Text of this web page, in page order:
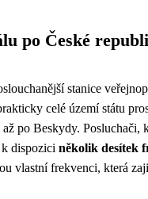
po České
stanice
celé území státu
po Beskydy. Posluchači,
dispozici několik desítek
vlastní frekvenci, která